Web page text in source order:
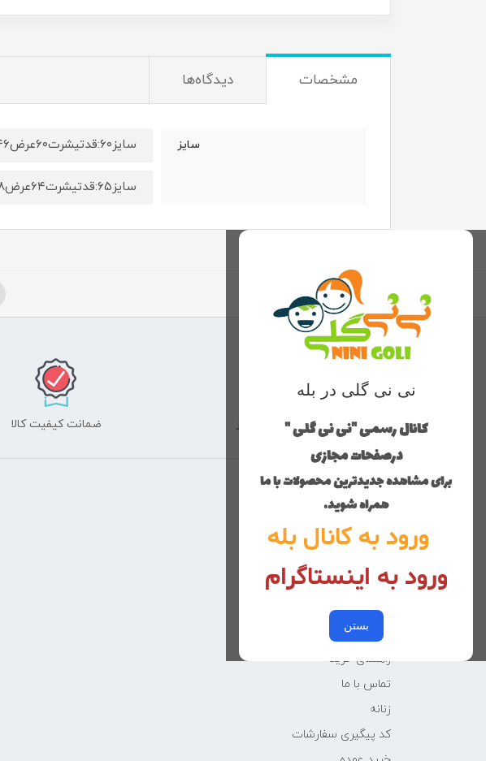
مشخصات دیدگاه‌ها
سایز سایز۶۰:قدتیشرت۶۰عرض۴۶قدشلوار۹۰
سایز۶۵:قدتیشرت۶۴عرض۴۸قدشلوار۹۳
نی نی گلی در بله
کانال رسمی "نی نی گلی "
درصفحات مجازی
برای مشاهده جدیدترین محصولات با ما
همراه شوید.
ورود به کانال بله
ورود به اینستاگرام
بستن
ارسال با پست پیشتاز ضمانت کیفیت کالا
منوی وب‌سایت
محصولات
دخترانه
پسرانه
کوچولوهای نی نی گلی
راهنمای خرید
تماس با ما
زنانه
کد پیگیری سفارشات